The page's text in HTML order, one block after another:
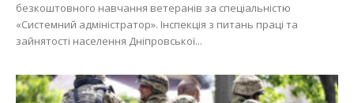
безкоштовного навчання ветеранів за спеціальністю
«Системний адміністратор». Інспекція з питань праці та
зайнятості населення Дніпровської...